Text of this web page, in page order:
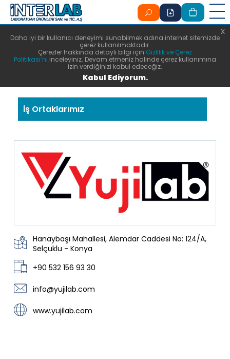
Daha iyi bir kullanıcı deneyimi sunabilmek adına internet sitemizde
çerez kullanılmaktadır.
Çerezler hakkında detaylı bilgi için Gizlilik ve Çerez
Politikası’nı inceleyiniz. Devam etmeniz halinde çerez kullanımına
izin verdiğinizi kabul edeceğiz.
Kabul Ediyorum.
x
İş Ortaklarımız
Hanaybaşı Mahallesi, Alemdar Caddesi No: 124/A,
Selçuklu - Konya
+90 532 156 93 30
info@yujilab.com
www.yujilab.com
x